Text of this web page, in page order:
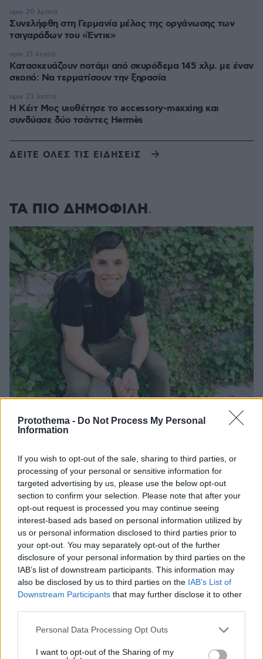
Protothema - Do Not Process My Personal
Information
If you wish to opt-out of the sale, sharing to third parties, or
processing of your personal or sensitive information for
targeted advertising by us, please use the below opt-out
section to confirm your selection. Please note that after your
opt-out request is processed you may continue seeing
interest-based ads based on personal information utilized by
us or personal information disclosed to third parties prior to
your opt-out. You may separately opt-out of the further
disclosure of your personal information by third parties on the
IAB’s list of downstream participants. This information may
also be disclosed by us to third parties on the IAB’s List of
Downstream Participants that may further disclose it to other
Please note that this website/app uses one or more Google
not limited to your visit or usage behaviour. You may click to
Personal Data Processing Opt Outs
I want to opt-out of the Sharing of my
Συνελήφθη στη Γερμανία μέλος της οργάνωσης των
τσιγαράδων του «Έντικ»
πριν 20 λεπτά
Κατασκευάζουν ποτάμι από σκυρόδεμα 145 χλμ. με έναν
σκοπό: Να τερματίσουν την ξηρασία
πριν 21 λεπτά
Η Κέιτ Μος υιοθέτησε τo accessory-maxxing και
συνδύασε δύο τσάντες Hermès
πριν 23 λεπτά
ΔΕΙΤΕ ΟΛΕΣ ΤΙΣ ΕΙΔΗΣΕΙΣ
ΤΑ ΠΙΟ ΔΗΜΟΦΙΛΗ
«Δεν το πιστεύουμε», λένε οι Αμερικανοί που
υιοθέτησαν τον Αφγανό στη Λέσβο - Η αρχική
εκδοχή για το φονικό στην Κυψέλη και η σιωπή
στην απολογία
07.08.2026, 07:19